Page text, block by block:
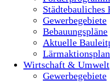
Städtebauliches
Gewerbegebiete
Bebauungspläne
Aktuelle
Lärmaktionsplan
Wirtschaft & Umwelt
Gewerbegebiete